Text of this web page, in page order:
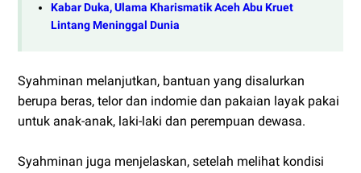
Kabar Duka, Ulama Kharismatik Aceh Abu Kruet
Lintang Meninggal Dunia
Syahminan melanjutkan, bantuan yang disalurkan
berupa beras, telor dan indomie dan pakaian layak pakai
untuk anak-anak, laki-laki dan perempuan dewasa.
Syahminan juga menjelaskan, setelah melihat kondisi